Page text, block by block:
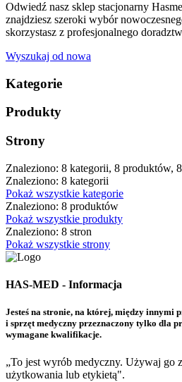
Odwiedź nasz sklep stacjonarny
znajdziesz szeroki wybór
skorzystasz z profesjonalnego
Wyszukaj od nowa
Kategorie
Produkty
Strony
Znaleziono: 8 kategorii, 8 produktów,
Znaleziono: 8 kategorii
Pokaż wszystkie kategorie
Znaleziono: 8 produktów
Pokaż wszystkie produkty
Znaleziono: 8 stron
Pokaż wszystkie strony
HAS-MED - Informacja
Jesteś na stronie, na której, między innymi
i sprzęt medyczny przeznaczony tylko dla
wymagane kwalifikacje.
„To jest wyrób medyczny. Używaj go
użytkowania lub etykietą".